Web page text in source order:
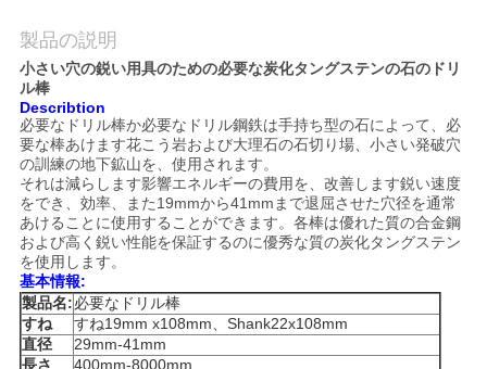
さ
い
引
用
を
要
求
製品の説明
小さい穴の鋭い用具のための必要な炭化タングステンの石のドリ
ル棒
Describtion
必要なドリル棒か必要なドリル鋼鉄は手持ち型の石によって、必
要な棒あけます花こう岩および大理石の石切り場、小さい発破穴
の訓練の地下鉱山を、使用されます。
それは減らします影響エネルギーの費用を、改善します鋭い速度
をでき、効率、また19mmから41mmまで退屈させた穴径を通常
あけることに使用することができます。各棒は優れた質の合金鋼
および高く鋭い性能を保証するのに優秀な質の炭化タングステン
を使用します。
基本情報:
製品名:必要なドリル棒
すね
すね19mm x108mm、Shank22x108mm
直径
29mm-41mm
長さ
400mm-8000mm